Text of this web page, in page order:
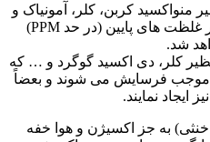
منواکسید کربن، کلر، آمونیاک و
… که استنشاق آنها حتی در غلظت های پایین (در حد PPM)
شد.
کلر، دی اکسید گوگرد و … که
و موجب فرسایش می شوند و بعضاً
نمایند.
به جز اکسیژن و هوا خفه